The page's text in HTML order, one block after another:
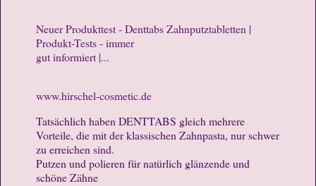
Neuer Produkttest - Denttabs Zahnputztabletten |
Produkt-Tests - immer
gut informiert |...
www.hirschel-cosmetic.de
Tatsächlich haben DENTTABS gleich mehrere
Vorteile, die mit der klassischen Zahnpasta, nur schwer
zu erreichen sind.
Putzen und polieren für natürlich glänzende und
schöne Zähne